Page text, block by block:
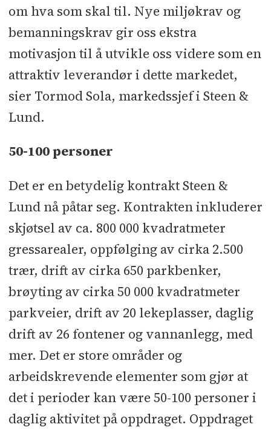
om hva som skal til. Nye miljøkrav og
bemanningskrav gir oss ekstra
motivasjon til å utvikle oss videre som en
attraktiv leverandør i dette markedet,
sier Tormod Sola, markedssjef i Steen &
Lund.
50-100 personer
Det er en betydelig kontrakt Steen &
Lund nå påtar seg. Kontrakten inkluderer
skjøtsel av ca. 800 000 kvadratmeter
gressarealer, oppfølging av cirka 2.500
trær, drift av cirka 650 parkbenker,
brøyting av cirka 50 000 kvadratmeter
parkveier, drift av 20 lekeplasser, daglig
drift av 26 fontener og vannanlegg, med
mer. Det er store områder og
arbeidskrevende elementer som gjør at
det i perioder kan være 50-100 personer i
daglig aktivitet på oppdraget. Oppdraget